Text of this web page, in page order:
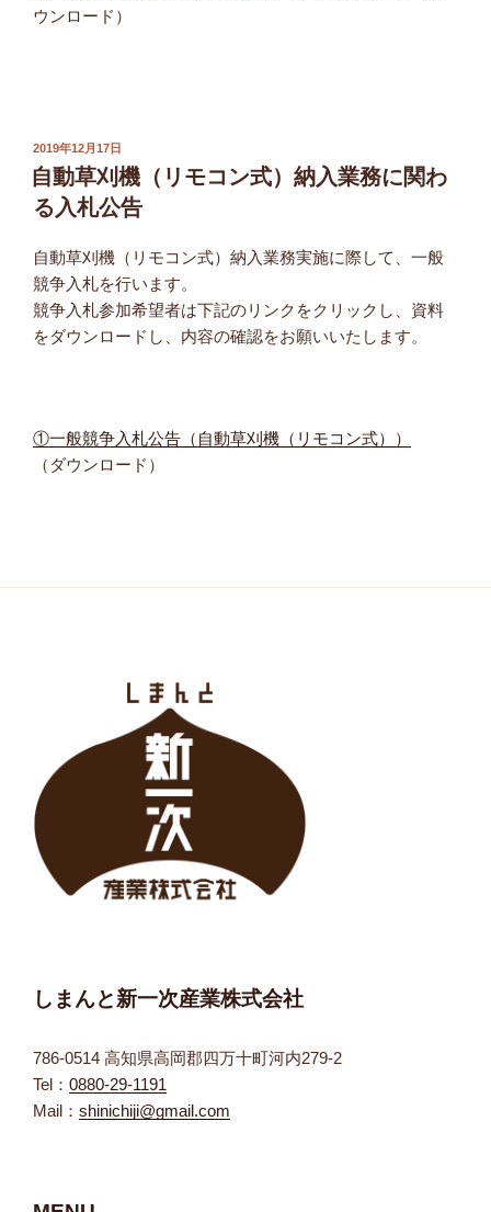
ウンロード）
投
稿
日:
2019年12月17日
自動草刈機（リモコン式）納入業務に関わ
る入札公告
自動草刈機（リモコン式）納入業務実施に際して、一般
競争入札を行います。
競争入札参加希望者は下記のリンクをクリックし、資料
をダウンロードし、内容の確認をお願いいたします。
①一般競争入札公告（自動草刈機（リモコン式））
（ダウンロード）
しまんと新一次産業株式会社
786-0514 高知県高岡郡四万十町河内279-2
Tel： 0880-29-1191
Mail： shinichiji@gmail.com